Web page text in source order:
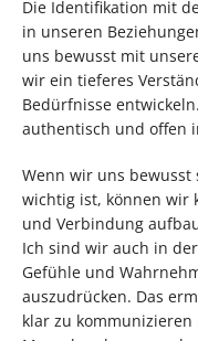
Die Identifikation mit
in unseren
uns bewusst mit
wir ein tieferes
Bedürfnisse
authentisch und offen
Wenn wir uns
wichtig ist, können wir
und Verbindung
Ich sind wir auch in
Gefühle und
auszudrücken. Das
klar zu